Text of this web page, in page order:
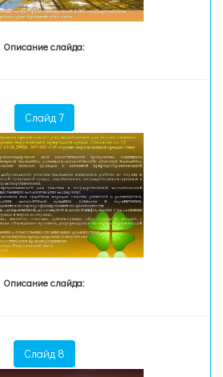
Описание слайда:
Слайд 7
Описание слайда:
Слайд 8